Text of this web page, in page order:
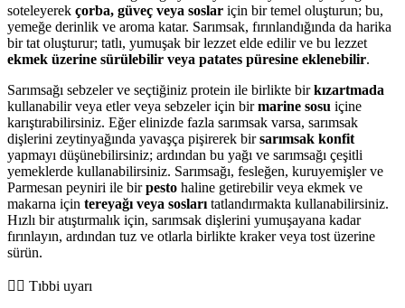
soteleyerek çorba, güveç veya soslar için bir temel oluşturun; bu,
yemeğe derinlik ve aroma katar. Sarımsak, fırınlandığında da harika
bir tat oluşturur; tatlı, yumuşak bir lezzet elde edilir ve bu lezzet
ekmek üzerine sürülebilir veya patates püresine eklenebilir.
Sarımsağı sebzeler ve seçtiğiniz protein ile birlikte birkızartmada
kullanabilir veya etler veya sebzeler için birmarine sosu içine
karıştırabilirsiniz. Eğer elinizde fazla sarımsak varsa, sarımsak
dişlerini zeytinyağında yavaşça pişirerek birsarımsak konfit
yapmayı düşünebilirsiniz; ardından bu yağı ve sarımsağı çeşitli
yemeklerde kullanabilirsiniz. Sarımsağı, fesleğen, kuruyemişler ve
Parmesan peyniri ile birpesto haline getirebilir veya ekmek ve
makarna için tereyağı veya sosları tatlandırmakta kullanabilirsiniz.
Hızlı bir atıştırmalık için, sarımsak dişlerini yumuşayana kadar
fırınlayın, ardından tuz ve otlarla birlikte kraker veya tost üzerine
sürün.
👨‍⚕️️ Tıbbi uyarı